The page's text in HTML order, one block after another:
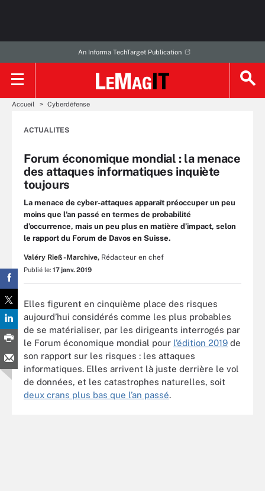
An Informa TechTarget Publication
Accueil Cyberdéfense
ACTUALITES
Forum économique mondial : la menace
des attaques informatiques inquiète
toujours
La menace de cyber-attaques apparaît préoccuper un peu
moins que l’an passé en termes de probabilité
d’occurrence, mais un peu plus en matière d’impact, selon
le rapport du Forum de Davos en Suisse.
Valéry Rieß-Marchive, Rédacteur en chef
Publié le: 17 janv. 2019
Elles figurent en cinquième place des risques
aujourd’hui considérés comme les plus probables
de se matérialiser, par les dirigeants interrogés par
le Forum économique mondial pour l’édition 2019 de
son rapport sur les risques : les attaques
informatiques. Elles arrivent là juste derrière le vol
de données, et les catastrophes naturelles, soit
deux crans plus bas que l’an passé.